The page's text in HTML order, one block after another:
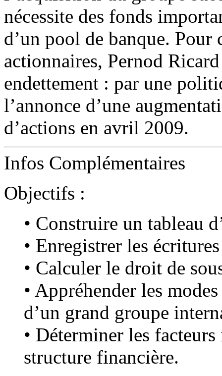
nécessite des fonds
d’un pool de banque. Pour
actionnaires, Pernod
endettement : par une
l’annonce d’une
d’actions en avril 2009.
Infos Complémentaires
Objectifs :
• Construire un tableau
• Enregistrer les
• Calculer le droit de
• Appréhender les
d’un grand groupe
• Déterminer les
structure financière.